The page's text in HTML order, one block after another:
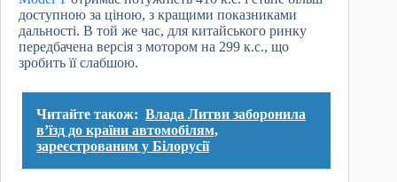
доступною за ціною, з кращими показниками
дальності. В той же час, для китайського ринку
передбачена версія з мотором на 299 к.с., що
зробить її слабшою.
Читайте також: Влада Литви заборонила
в’їзд до країни автомобілям,
зареєстрованим у Білорусії